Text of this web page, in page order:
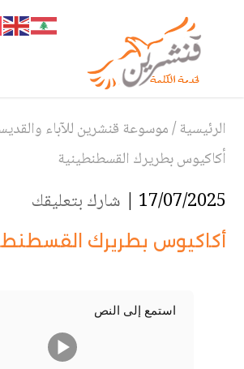
الرئيسية/موسوعة قنشرين للآباء
أكاكيوس بطريرك القسطنطينية
17/07/2025 | شارك بتعليقك
أكاكيوس بطريرك
استمع إلى النص